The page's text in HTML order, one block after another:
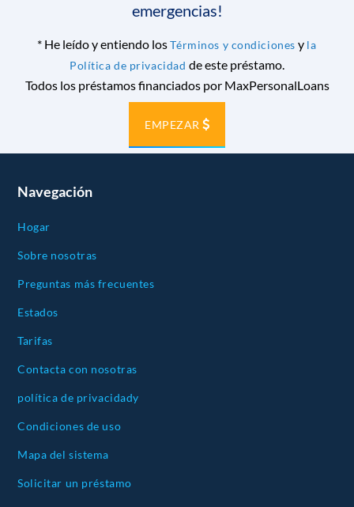
emergencias!
* He leído y entiendo losTérminos y condicionesy la
Política de privacidad de este préstamo.
Todos los préstamos financiados por MaxPersonalLoans
EMPEZAR
Navegación
Hogar
Sobre nosotras
Preguntas más frecuentes
Estados
Tarifas
Contacta con nosotras
política de privacidady
Condiciones de uso
Mapa del sistema
Solicitar un préstamo